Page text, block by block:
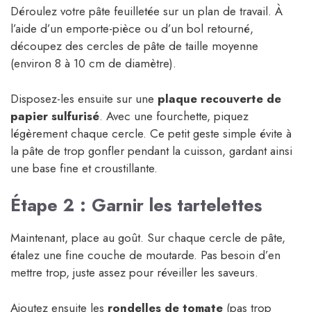
Déroulez votre pâte feuilletée sur un plan de travail. À
l’aide d’un emporte-pièce ou d’un bol retourné,
découpez des cercles de pâte de taille moyenne
(environ 8 à 10 cm de diamètre).
Disposez-les ensuite sur une plaque recouverte de
papier sulfurisé. Avec une fourchette, piquez
légèrement chaque cercle. Ce petit geste simple évite à
la pâte de trop gonfler pendant la cuisson, gardant ainsi
une base fine et croustillante.
Étape 2 : Garnir les tartelettes
Maintenant, place au goût. Sur chaque cercle de pâte,
étalez une fine couche de moutarde. Pas besoin d’en
mettre trop, juste assez pour réveiller les saveurs.
Ajoutez ensuite les rondelles de tomate (pas trop